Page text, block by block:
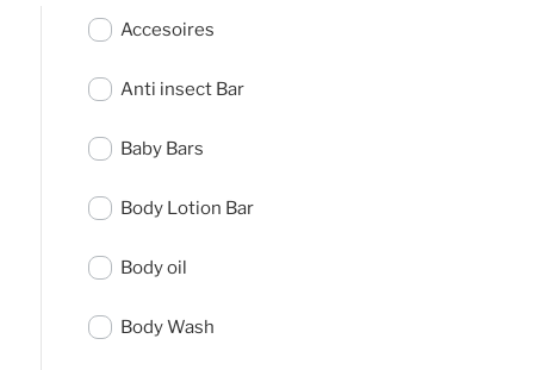
Accesoires
Anti insect Bar
Baby Bars
Body Lotion Bar
Body oil
Body Wash